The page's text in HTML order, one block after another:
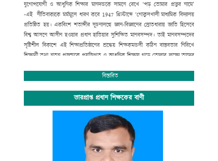
যুগোপযোগী ও আধুনিক শিক্ষার মানদন্ডকে সামনে রেখে ‘পড় তোমার প্রভুর নামে’
-এই নীতিবাক্যকে মর্মমূলে ধারণ করে1947 খ্রিস্টাব্দে ‘গোকুলখালী মাধ্যমিক বিদ্যালয়
প্রতিষ্ঠিত হয়। একবিংশ শতাব্দীর সূচনালগ্নে জ্ঞান-বিজ্ঞানের স্রোতধারায় জাতি হিসেবে
বিশ্ব আসনে আসীন হওয়ার প্রধান হাতিয়ার সুশিক্ষিত মানবসম্পদ। তাই মানবসম্পদের
সৃষ্টিশীল বিকাশে এই শিক্ষাপ্রতিষ্ঠানের শ্রদ্ধেয় শিক্ষকমন্ডলী কঠিন বাস্তবতার নিরিখে
শিক্ষার্থী তথা নতুন প্রজন্মকে প্রযুক্তিগত ও আধুনিক শিক্ষায় গড়ে তোলার লক্ষ্যে তাদের
অপ্রতিরোধ্য অগ্রযাত্রায় এগিয়ে যাচ্ছে বাংলাদেশের শিক্ষা ব্যবস্থা। বিদ্যালয়ে গতানুগতিক
শিক্ষার্থীদের উৎসাহ প্রদানেও উক্ত শিক্ষাপ্রতিষ্ঠান বদ্ধপরিকর।
সাংস্কৃতিক বিকাশ, প্রগতিশীল চিন্তা, শৃঙ্খলা, নিরাপত্তা ও নিরবচ্ছিন্ন শান্তির মূল্যবোধকে
ধারণ করে আমাদের এই স্বাপ্নিক যাত্রায় সকল শিক্ষক, শিক্ষার্থী, অভিভাবক ও
গুণিজনসহ সংশ্লিষ্ট সকলের ঐকান্তিক সহযোগিতা প্রত্যাশা করছি। এই শিক্ষা প্রতিষ্ঠানের
সর্বাঙ্গীন উন্নতি ও ভবিষ্যৎ পরিকল্পনা রুপায়নে গঠনমূলক সমালোচনাসহ আপনাদের
মূল্যবান পরামর্শ ও সহযোগিতা আমাদের কাম্য।
বিস্তারিত
ভারপ্রাপ্ত প্রধান শিক্ষকের বাণী